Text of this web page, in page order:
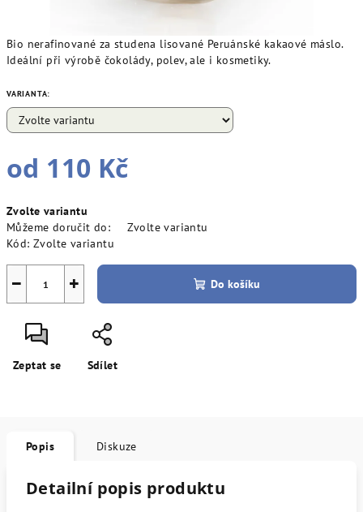
Bio nerafinované za studena lisované Peruánské kakaové máslo.
Ideální při výrobě čokolády, polev, ale i kosmetiky.
VARIANTA:
od 110 Kč
cena:
Zvolte variantu
Můžeme doručit do:
Zvolte variantu
Kód: Zvolte variantu
+
− Do košíku
Zeptat se Sdílet
Popis Diskuze
Detailní popis produktu